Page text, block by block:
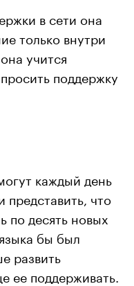
в сети она
только внутри
учится
поддержку
каждый день
представить, что
по десять новых
бы был
развить
ее поддерживать.